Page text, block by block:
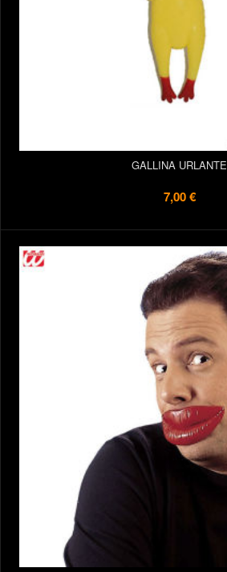
GALLINA URLANTE
7,00 €